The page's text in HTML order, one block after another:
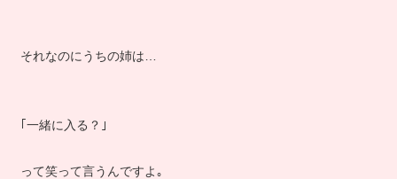
それなのにうちの姉は…
｢一緒に入る？｣
って笑って言うんですよ｡